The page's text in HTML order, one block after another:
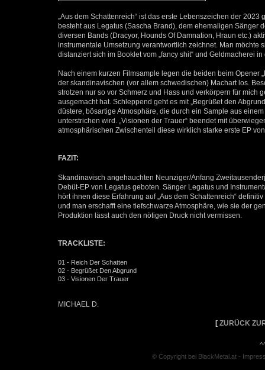
„Aus dem Schattenreich“ ist das erste Lebenszeichen der
besteht aus Legatus (Sascha Brand), dem ehemaligen Sänger
diversen Bands (Dracyor, Hounds Of Damnation, Hraun etc.)
instrumentale Umsetzung verantwortlich zeichnet. Man
distanziert sich im Booklet vom „fancy shit“ und Geldmacherei
Nach einem kurzen Filmsample legen die beiden beim Opener
der skandinavischen (vor allem schwedischen) Machart los.
strotzen nur so vor Schmerz und Hass und verkörpern für mich
ausgemacht hat. Schleppend geht es mit „Begrüßet den
düstere, bösartige Atmosphäre, die durch ein Sample aus
unterstrichen wird. „Visionen der Trauer“ beendet mit
atmosphärischen Zwischenteil diese wirklich starke erste EP
FAZIT:
Skandinavisch angehauchten Neunziger/Anfang
Debüt-EP von Legatus geboten. Sänger Legatus und
hört ihnen diese Erfahrung auf „Aus dem Schattenreich“
und man erschafft eine tiefschwarze Atmosphäre, wie sie der
Produktion lässt auch den nötigen Druck nicht vermissen.
TRACKLISTE:
01 - Reich Der Schatten
02 - Begrüßet Den Abgrund
03 - Visionen Der Trauer
MICHAEL D.
[ ZURÜCK
© Copyright bei BlackMetal.at -